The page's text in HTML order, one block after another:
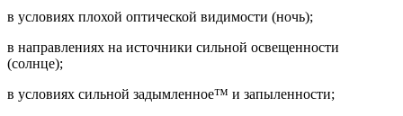
в условиях плохой оптической видимости (ночь);
в направлениях на источники сильной освещенности
(солнце);
в условиях сильной задымленное™ и запыленности;